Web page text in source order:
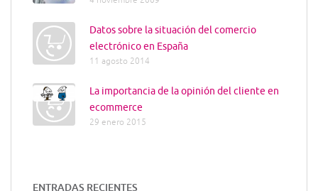
Datos sobre la situación del comercio
electrónico en España
11 agosto 2014
La importancia de la opinión del cliente en
ecommerce
29 enero 2015
ENTRADAS RECIENTES